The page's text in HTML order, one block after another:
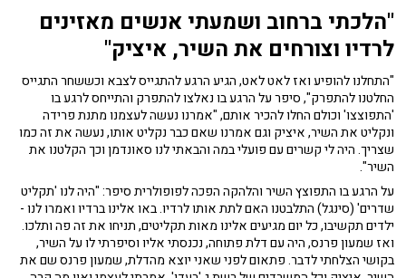
"הלכתי ברחוב ושמעתי אנשים מאזינים
לרדיו וצורחים את השיר, איציק"
"התחלנו להופיע ואז לאט לאט, הגיע הרגע להתגייס לצבא וכששחר התגייס
החלטנו להתפרק", סיפר על הרגע בו נאלצו להתפרק והתייחס לרגע בו
'התפוצצו' וכולם החלו להכיר אותם, "אמרנו נעשה לעצמנו מתנת פרידה
ונקליט את השיר, איציק וגם אמרנו שאם כבר נקליט אותו, נעשה את זה כמו
שצריך. היה לי קשרים עם פועלי במה והבאתי לנו סאונדמן וכך הקלטנו את
השיר".
על הרגע בו התפוצץ השיר והלהקה הפכה לפופולרית סיפר: "היה לנו 'תקליט
שדרים' (סינגל) התלבטנו האם לתת אותו לרדיו. באו אלינו ברדיו ואמרו לנו -
ילדים תקשיבו, כל יום מגיעים אלינו מאות תקליטים, תניחו את זה פה ותלכו.
ואז שמעון פרנס, היה עם דלת פתוחה, נכנסתי אליו וסיפרתי לו על השיר,
בקושי הצלחתי לדבר. פתאום לפני שאני יוצא מהדלת, שמעון פרנס שם את